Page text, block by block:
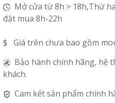
Máy lạnh Comfee 2
Hp CFS-18VGP
2025
Máy
2025
Mở cửa từ 8h > 18h,Thứ
đặt mua 8h-22h
$ Giá trên chưa bao gồm
Bảo hành chính hãng, hệ
khách.
Cam kết sản phẩm chính